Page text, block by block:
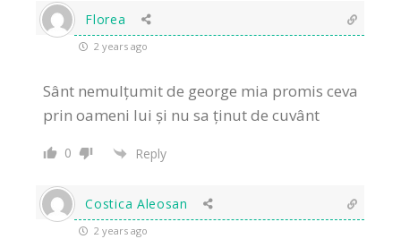
Florea
2 years ago
Sânt nemulțumit de george mia promis ceva
prin oameni lui și nu sa ținut de cuvânt
0 Reply
Costica Aleosan
2 years ago